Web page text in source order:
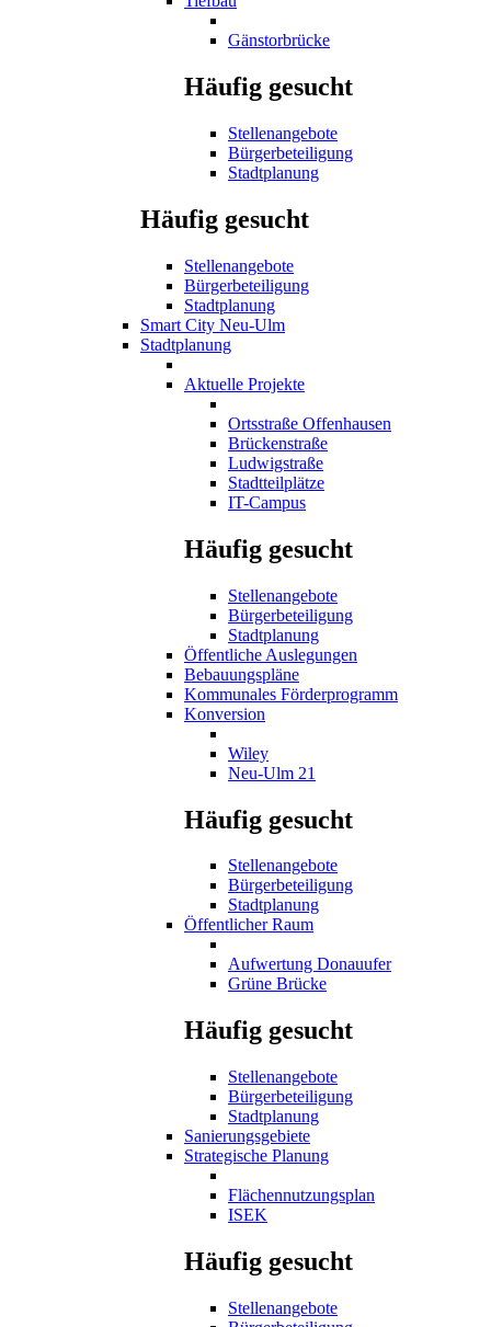
Gänstorbrücke
Häufig gesucht
Stellenangebote
Bürgerbeteiligung
Stadtplanung
Häufig gesucht
Stellenangebote
Bürgerbeteiligung
Stadtplanung
Smart City Neu-Ulm
Stadtplanung
Aktuelle Projekte
Ortsstraße Offenhausen
Brückenstraße
Ludwigstraße
Stadtteilplätze
IT-Campus
Häufig gesucht
Stellenangebote
Bürgerbeteiligung
Stadtplanung
Öffentliche Auslegungen
Bebauungspläne
Kommunales Förderprogramm
Konversion
Wiley
Neu-Ulm 21
Häufig gesucht
Stellenangebote
Bürgerbeteiligung
Stadtplanung
Öffentlicher Raum
Aufwertung Donauufer
Grüne Brücke
Häufig gesucht
Stellenangebote
Bürgerbeteiligung
Stadtplanung
Sanierungsgebiete
Strategische Planung
Flächennutzungsplan
ISEK
Häufig gesucht
Stellenangebote